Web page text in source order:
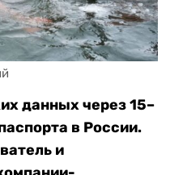
данных через 15–
в России.
и